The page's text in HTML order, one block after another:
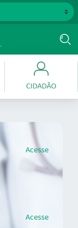
CIDADÃO
Acesse
Acesse